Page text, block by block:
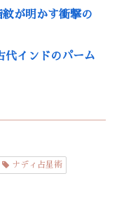
が明かす衝撃の
代インドのパーム
ナディ占星術